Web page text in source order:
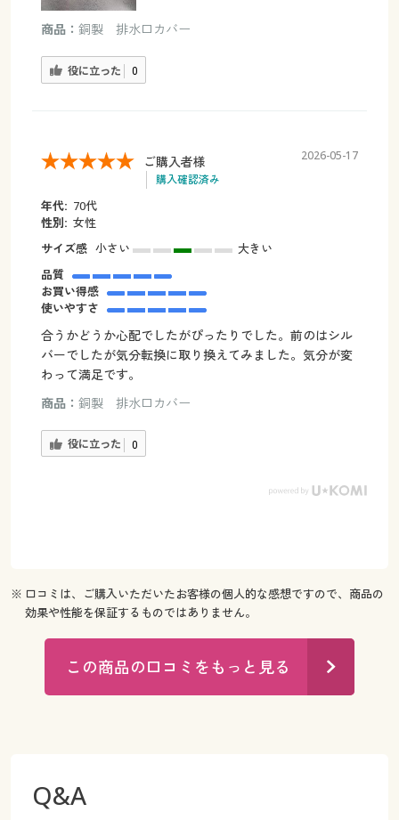
商品： 銅製 排水口カバー
役に立った 0
ご購入者様
購入確認済み
2026-05-17
年代: 70代
性別: 女性
サイズ感 小さい
大きい
品質
お買い得感
使いやすさ
合うかどうか心配でしたがぴったりでした。前のはシル
バーでしたが気分転換に取り換えてみました。気分が変
わって満足です。
商品： 銅製 排水口カバー
役に立った 0
※ 口コミは、ご購入いただいたお客様の個人的な感想ですので、商品の
効果や性能を保証するものではありません。
この商品の口コミをもっと見る
Q&A